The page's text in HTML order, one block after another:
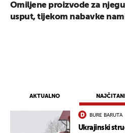
AKTUALNO
BURE BARUTA
Ukrajinski
Omiljene proizvode za
usput, tijekom nabavke